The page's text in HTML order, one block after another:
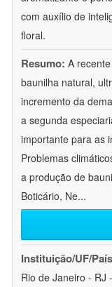
com auxílio de
floral.
Resumo: A
baunilha natural,
incremento da
a segunda
importante para as
Problemas
a produção de
Boticário, Ne...
Instituição/UF/
Rio de Janeiro - RJ